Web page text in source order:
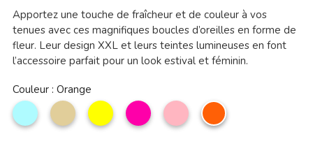
Apportez une touche de fraîcheur et de couleur à vos
tenues avec ces magnifiques boucles d’oreilles en forme de
fleur. Leur design XXL et leurs teintes lumineuses en font
l’accessoire parfait pour un look estival et féminin.
Couleur : Orange
Bleu
ciel
Vanille Jaune
Rose
profond
Rose
clair
Orange